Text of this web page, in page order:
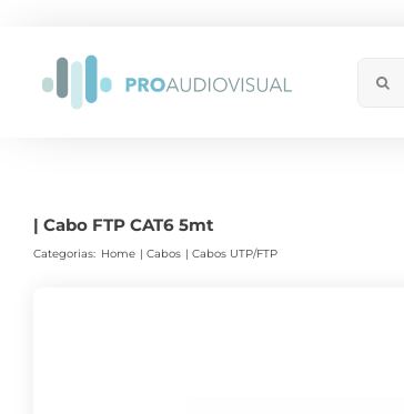
content
Search
| Cabo FTP CAT6 5mt
Categorias: Home Cabos Cabos UTP/FTP